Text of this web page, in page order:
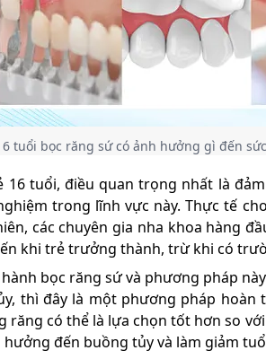
tuổi bọc răng sứ có ảnh hưởng gì đến
16 tuổi, điều quan trọng nhất là
trong lĩnh vực này. Thực tế
các chuyên gia nha khoa hàng
khi trẻ trưởng thành, trừ khi có
bọc răng sứ và phương pháp
thì đây là một phương pháp hoàn
răng có thể là lựa chọn tốt hơn so
đến buồng tủy và làm giảm